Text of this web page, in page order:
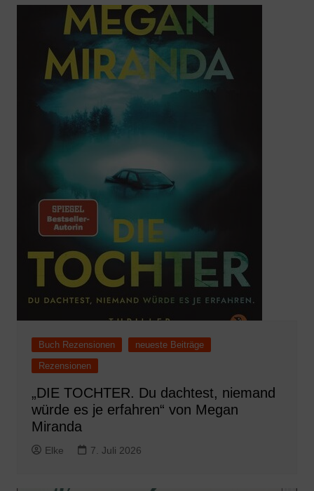
Buch Rezensionen
neueste Beiträge
Rezensionen
„DIE TOCHTER. Du dachtest, niemand
würde es je erfahren“ von Megan
Miranda
Elke 7. Juli 2026